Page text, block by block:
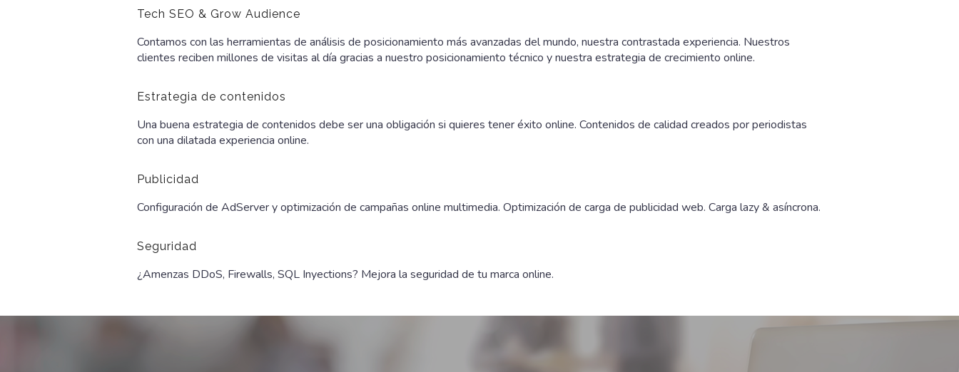
Tech SEO & Grow Audience
Contamos con las herramientas de análisis de posicionamiento más avanzadas del mundo, nuestra contrastada experiencia. Nuestros
clientes reciben millones de visitas al día gracias a nuestro posicionamiento técnico y nuestra estrategia de crecimiento online.
Estrategia de contenidos
Una buena estrategia de contenidos debe ser una obligación si quieres tener éxito online. Contenidos de calidad creados por periodistas
con una dilatada experiencia online.
Publicidad
Configuración de AdServer y optimización de campañas online multimedia. Optimización de carga de publicidad web. Carga lazy & asíncrona.
Seguridad
¿Amenzas DDoS, Firewalls, SQL Inyections? Mejora la seguridad de tu marca online.